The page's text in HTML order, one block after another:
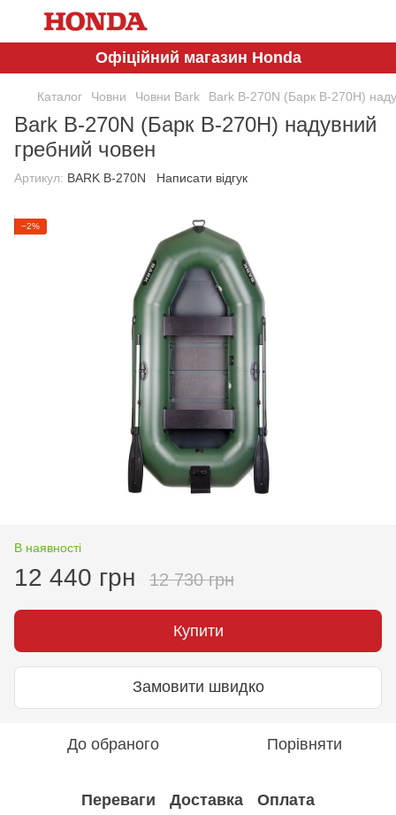
Офіційний магазин Honda
Каталог Човни Човни Bark Bark B-270N (Барк В-270Н)
Bark B-270N (Барк В-270Н) надувний
гребний човен
Артикул: BARK B-270N Написати відгук
−2%
В наявності
12 440 грн 12 730 грн
Купити
Замовити швидко
До обраного Порівняти
Переваги Доставка Оплата